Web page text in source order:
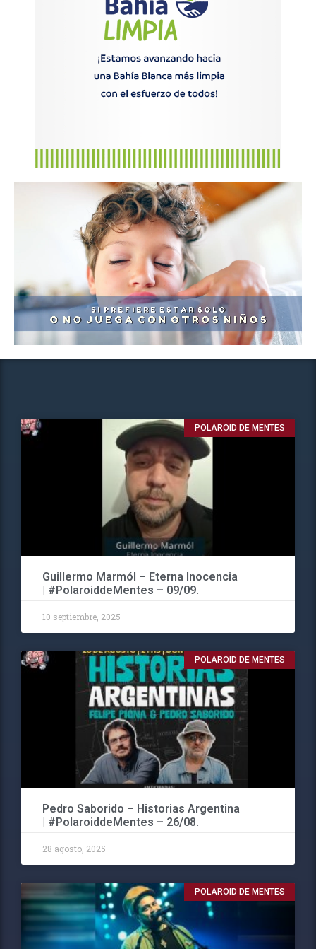
POLAROID DE MENTES
Guillermo Marmól – Eterna Inocencia
| #PolaroiddeMentes – 09/09.
10 septiembre, 2025
POLAROID DE MENTES
Pedro Saborido – Historias Argentina
| #PolaroiddeMentes – 26/08.
28 agosto, 2025
POLAROID DE MENTES